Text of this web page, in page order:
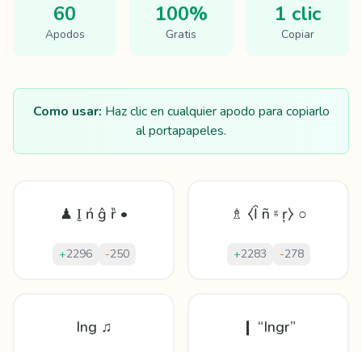
60
Apodos
100%
Gratis
1 clic
Copiar
Como usar: Haz clic en cualquier apodo para copiarlo
al portapapeles.
♟ Ḭ ń ĝ ȑ •
+2296 -250
♗ ⧼Ȋ ñ ᵍ ŗ⧽ ○
+2283 -278
Ing ♫ ❙ “Ingr”